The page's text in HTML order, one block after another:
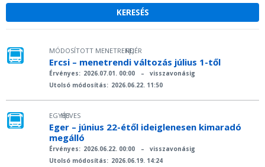
MÓDOSÍTOTT MENETREND
|
FEJÉR
Ercsi – menetrendi változás július 1-től
Érvényes: 2026.07.01. 00:00 –
visszavonásig
Utolsó módosítás: 2026.06.22. 11:50
EGYÉB
|
HEVES
Eger – június 22-étől ideiglenesen kimaradó
megálló
Érvényes: 2026.06.22. 00:00 –
visszavonásig
Utolsó módosítás: 2026.06.19. 14:24